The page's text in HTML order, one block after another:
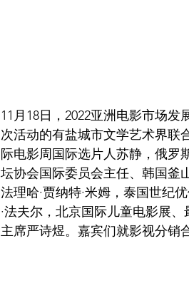
11月18日，2022亚洲电影市场
次活动的有盐城市文学艺术界联
际电影周国际选片人苏静，俄罗
坛协会国际委员会主任、韩国釜
法理哈·贾纳特·米姆，泰国世纪
·法夫尔，北京国际儿童电影展
主席严诗煜。嘉宾们就影视分销